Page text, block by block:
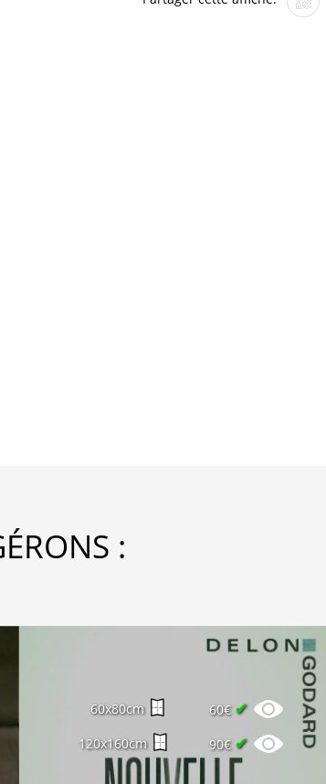
:
60x80cm 60€ ✔
120x160cm 90€ ✔